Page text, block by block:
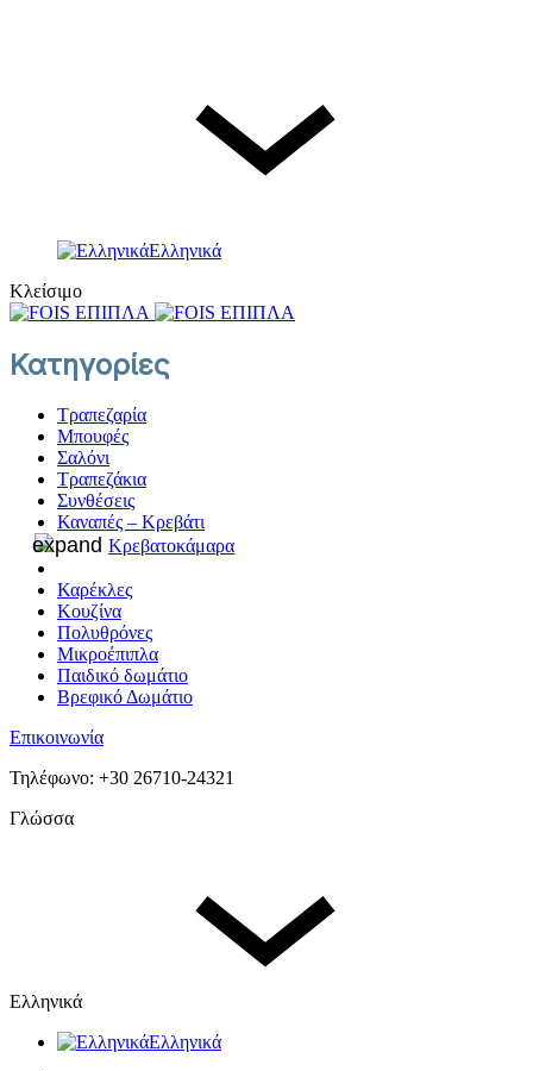
Ελληνικά
Κλείσιμο
Κατηγορίες
Τραπεζαρία
Μπουφές
Σαλόνι
Τραπεζάκια
Συνθέσεις
Καναπές – Κρεβάτι
Κρεβατοκάμαρα
Καρέκλες
Κουζίνα
Πολυθρόνες
Μικροέπιπλα
Παιδικό δωμάτιο
Βρεφικό Δωμάτιο
Επικοινωνία
Τηλέφωνο: +30 26710-24321
Γλώσσα
Ελληνικά
Ελληνικά